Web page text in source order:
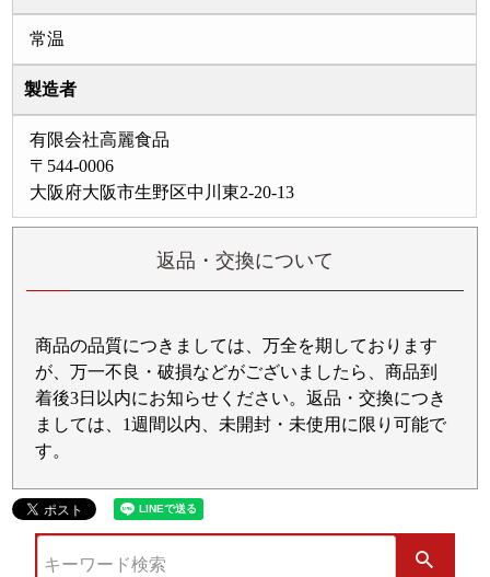
常温
製造者
有限会社高麗食品
〒544-0006
大阪府大阪市生野区中川東2-20-13
返品・交換について
商品の品質につきましては、万全を期しております
が、万一不良・破損などがございましたら、商品到
着後3日以内にお知らせください。返品・交換につき
ましては、1週間以内、未開封・未使用に限り可能で
す。